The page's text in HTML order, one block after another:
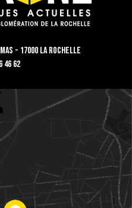
- 17000 La Rochelle
46 62